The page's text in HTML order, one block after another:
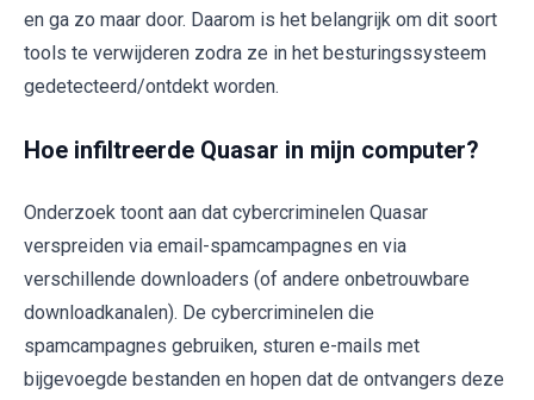
en ga zo maar door. Daarom is het belangrijk om dit soort
tools te verwijderen zodra ze in het besturingssysteem
gedetecteerd/ontdekt worden.
Hoe infiltreerde Quasar in mijn computer?
Onderzoek toont aan dat cybercriminelen Quasar
verspreiden via email-spamcampagnes en via
verschillende downloaders (of andere onbetrouwbare
downloadkanalen). De cybercriminelen die
spamcampagnes gebruiken, sturen e-mails met
bijgevoegde bestanden en hopen dat de ontvangers deze